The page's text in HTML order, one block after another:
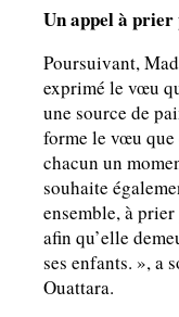
Un appel à
Poursuivant,
exprimé le vœu
une source de
forme le vœu que
chacun un
souhaite
ensemble, à
afin qu’elle
ses enfants. », a
Ouattara.